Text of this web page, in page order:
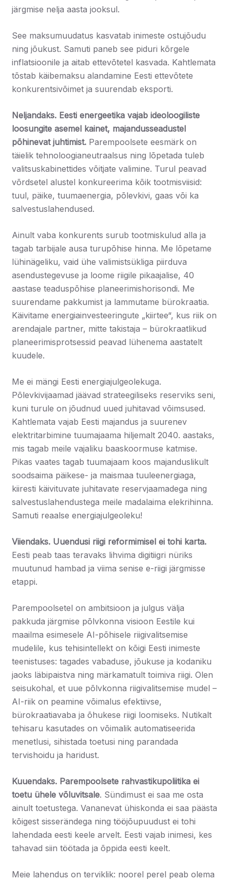
järgmise nelja aasta jooksul.
See maksumuudatus kasvatab inimeste ostujõudu
ning jõukust. Samuti paneb see piduri kõrgele
inflatsioonile ja aitab ettevõtetel kasvada. Kahtlemata
tõstab käibemaksu alandamine Eesti ettevõtete
konkurentsivõimet ja suurendab eksporti.
Neljandaks. Eesti energeetika vajab ideoloogiliste
loosungite asemel kainet, majandusseadustel
põhinevat juhtimist.Parempoolsete eesmärk on
täielik tehnoloogianeutraalsus ning lõpetada tuleb
valitsuskabinettides võitjate valimine. Turul peavad
võrdsetel alustel konkureerima kõik tootmisviisid:
tuul, päike, tuumaenergia, põlevkivi, gaas või ka
salvestuslahendused.
Ainult vaba konkurents surub tootmiskulud alla ja
tagab tarbijale ausa turupõhise hinna. Me lõpetame
lühinägeliku, vaid ühe valimistsükliga piirduva
asendustegevuse ja loome riigile pikaajalise, 40
aastase teaduspõhise planeerimishorisondi. Me
suurendame pakkumist ja lammutame bürokraatia.
Käivitame energiainvesteeringute „kiirtee“, kus riik on
arendajale partner, mitte takistaja – bürokraatlikud
planeerimisprotsessid peavad lühenema aastatelt
kuudele.
Me ei mängi Eesti energiajulgeolekuga.
Põlevkivijaamad jäävad strateegiliseks reserviks seni,
kuni turule on jõudnud uued juhitavad võimsused.
Kahtlemata vajab Eesti majandus ja suurenev
elektritarbimine tuumajaama hiljemalt 2040. aastaks,
mis tagab meile vajaliku baaskoormuse katmise.
Pikas vaates tagab tuumajaam koos majanduslikult
soodsaima päikese- ja maismaa tuuleenergiaga,
kiiresti käivituvate juhitavate reservjaamadega ning
salvestuslahendustega meile madalaima elekrihinna.
Samuti reaalse energiajulgeoleku!
Viiendaks. Uuendusi riigi reformimisel ei tohi karta.
Eesti peab taas teravaks lihvima digitiigri nüriks
muutunud hambad ja viima senise e-riigi järgmisse
etappi.
Parempoolsetel on ambitsioon ja julgus välja
pakkuda järgmise põlvkonna visioon Eestile kui
maailma esimesele AI-põhisele riigivalitsemise
mudelile, kus tehisintellekt on kõigi Eesti inimeste
teenistuses: tagades vabaduse, jõukuse ja kodaniku
jaoks läbipaistva ning märkamatult toimiva riigi. Olen
seisukohal, et uue põlvkonna riigivalitsemise mudel –
AI-riik on peamine võimalus efektiivse,
bürokraatiavaba ja õhukese riigi loomiseks. Nutikalt
tehisaru kasutades on võimalik automatiseerida
menetlusi, sihistada toetusi ning parandada
tervishoidu ja haridust.
Kuuendaks. Parempoolsete rahvastikupoliitika ei
toetu ühele võluvitsale. Sündimust ei saa me osta
ainult toetustega. Vananevat ühiskonda ei saa päästa
kõigest sisserändega ning tööjõupuudust ei tohi
lahendada eesti keele arvelt. Eesti vajab inimesi, kes
tahavad siin töötada ja õppida eesti keelt.
Meie lahendus on terviklik: noorel perel peab olema